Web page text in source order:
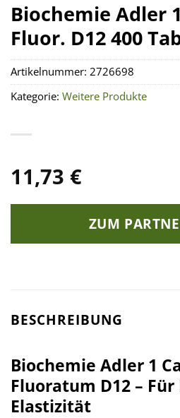
Biochemie Adler
Fluor. D12 400
11,73 €
ZUM
Artikelnummer: 2726698
Kategorie: Weitere Produkte
BESCHREIBUNG
Biochemie Adler 1
Fluoratum D12 –
Elastizität